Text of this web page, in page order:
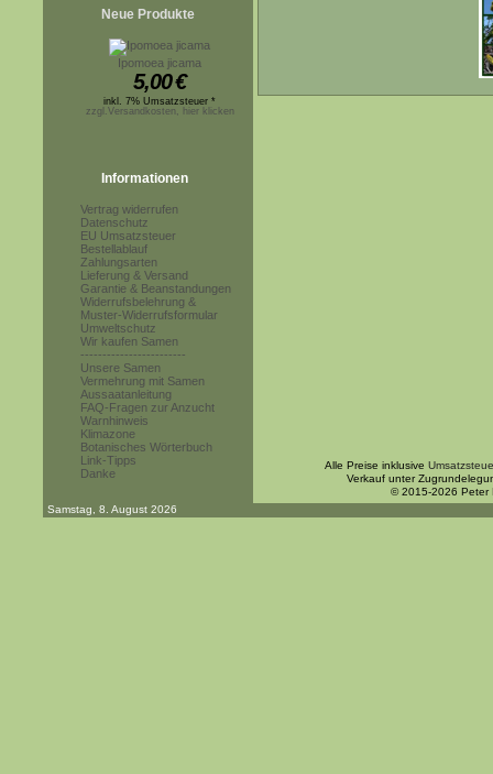
Neue Produkte
Ipomoea jicama
5,00€
inkl. 7% Umsatzsteuer *
zzgl.Versandkosten, hier klicken
Informationen
Vertrag widerrufen
Datenschutz
EU Umsatzsteuer
Bestellablauf
Zahlungsarten
Lieferung & Versand
Garantie & Beanstandungen
Widerrufsbelehrung &
Muster-Widerrufsformular
Umweltschutz
Wir kaufen Samen
------------------------
Unsere Samen
Vermehrung mit Samen
Aussaatanleitung
FAQ-Fragen zur Anzucht
Warnhinweis
Klimazone
Botanisches Wörterbuch
Link-Tipps
Danke
Alle Preise inklusive
Verkauf unter
© 2015-2026 Peter
Samstag, 8. August 2026